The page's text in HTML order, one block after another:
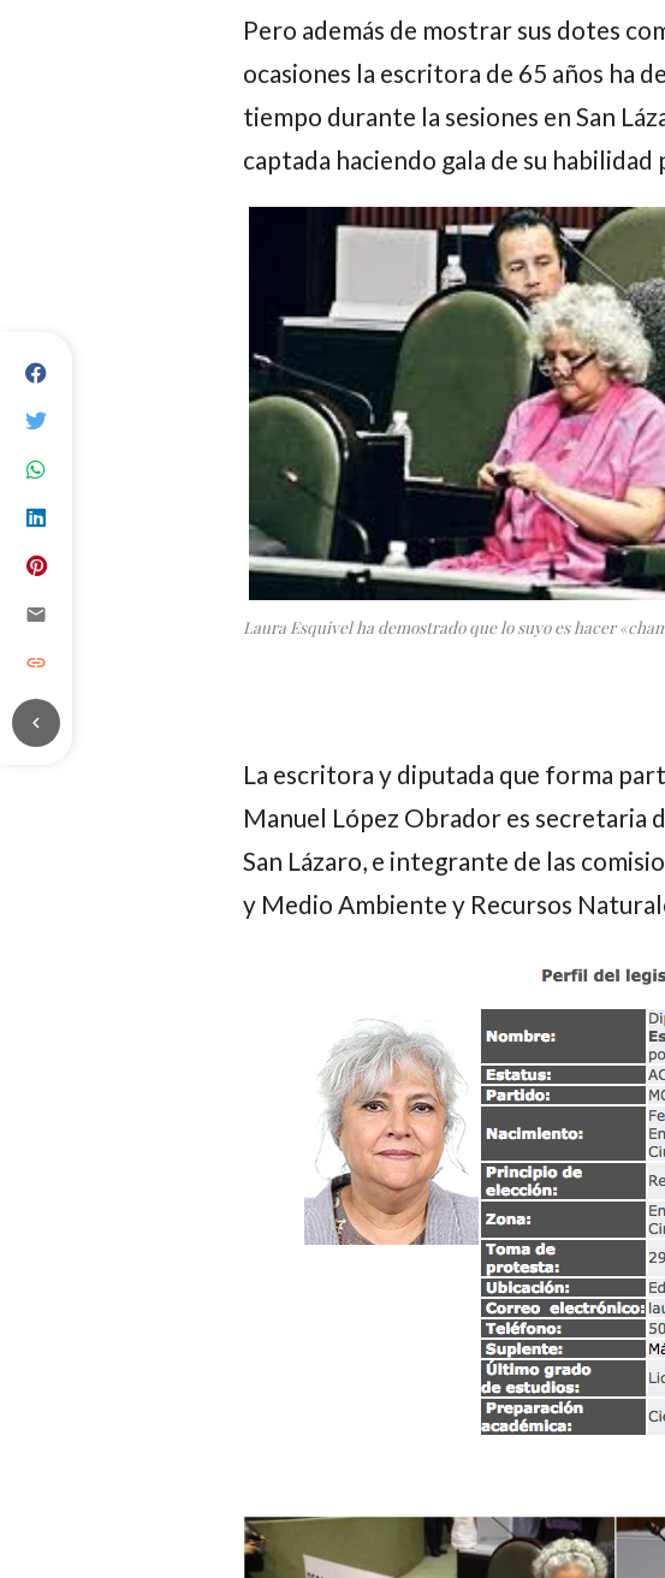
email
link
chevron_left
Pero además de mostrar sus dotes
ocasiones la escritora de 65 años ha
tiempo durante la sesiones en San
captada haciendo gala de su habilidad
Laura Esquivel ha demostrado que lo suyo es hacer
La escritora y diputada que forma
Manuel López Obradores secretaria
San Lázaro, e integrante de las
y Medio Ambiente y Recursos